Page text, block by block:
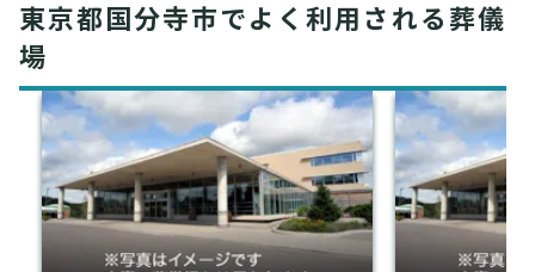
東京都国分寺市でよく利用される葬儀
場